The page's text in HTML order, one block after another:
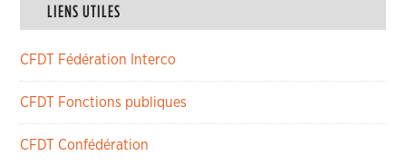
LIENS UTILES
CFDT Fédération Interco
CFDT Fonctions publiques
CFDT Confédération